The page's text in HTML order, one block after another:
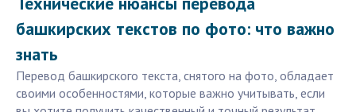
башкирских текстов по фото: что важно
знать
Перевод башкирского текста, снятого на фото, обладает
своими особенностями, которые важно учитывать, если